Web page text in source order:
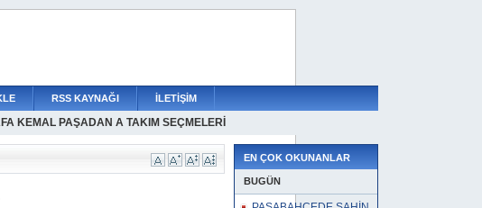
RSS KAYNAĞI İLETİŞİM
KEMAL PAŞADAN A TAKIM SEÇMELERİ
ALİ DENİZDEN İMZA
ŞAHİN DEVRİ
EN ÇOK OKUNANLAR
BUGÜN